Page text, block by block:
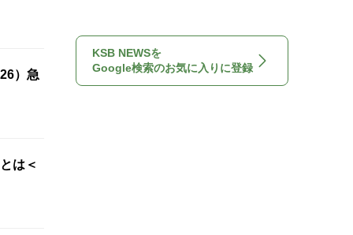
）急
は＜
KSB NEWSを
Google検索のお気に入りに登録